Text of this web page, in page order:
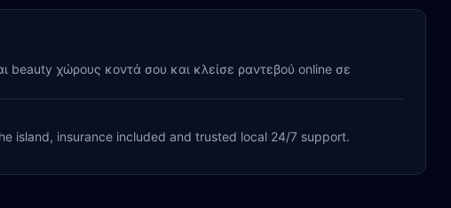
beauty χώρους κοντά σου και κλείσε ραντεβού online σε
island, insurance included and trusted local 24/7 support.